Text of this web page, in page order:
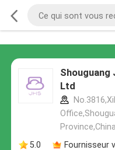
Shouguang
Ltd
5.0
Fournisseur